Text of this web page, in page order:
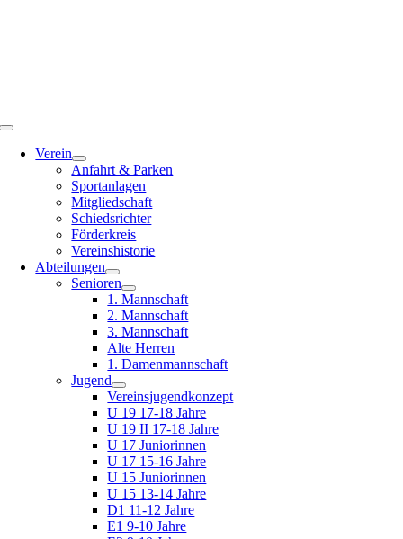
Toggle
NavigationVerein
Anfahrt & Parken
Sportanlagen
Mitgliedschaft
Schiedsrichter
Förderkreis
Vereinshistorie
Abteilungen
Senioren
1. Mannschaft
2. Mannschaft
3. Mannschaft
Alte Herren
1. Damenmannschaft
Jugend
Vereinsjugendkonzept
U 19 17-18 Jahre
U 19 II 17-18 Jahre
U 17 Juniorinnen
U 17 15-16 Jahre
U 15 Juniorinnen
U 15 13-14 Jahre
D1 11-12 Jahre
E1 9-10 Jahre